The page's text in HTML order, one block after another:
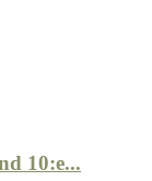
10:e...